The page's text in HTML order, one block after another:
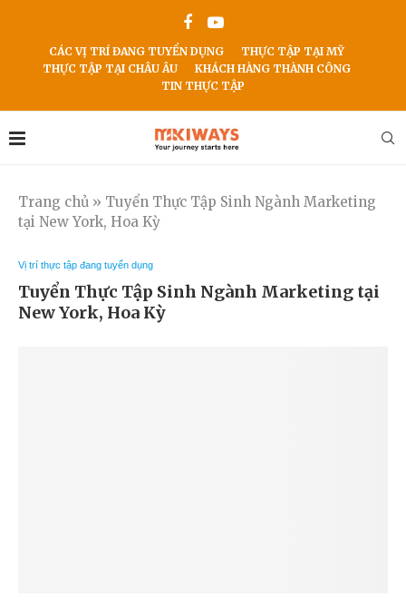
CÁC VỊ TRÍ ĐANG TUYỂN DỤNG
THỰC TẬP TẠI MỸ
THỰC TẬP TẠI CHÂU ÂU
KHÁCH HÀNG THÀNH CÔNG
TIN THỰC TẬP
Trang chủ » Tuyển Thực Tập Sinh Ngành Marketing
tại New York, Hoa Kỳ
Vị trí thực tập đang tuyển dụng
Tuyển Thực Tập Sinh Ngành Marketing tại
New York, Hoa Kỳ